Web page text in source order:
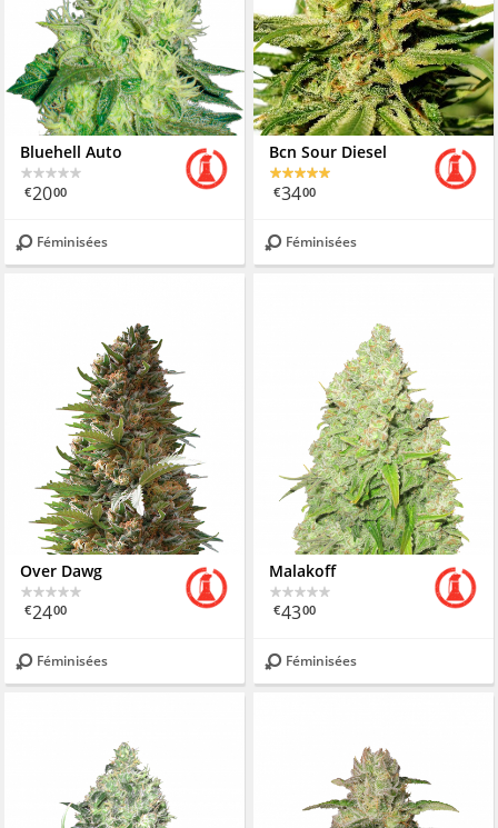
Bluehell Auto
€2000
Féminisées
Bcn Sour Diesel
€3400
Féminisées
Over Dawg
€2400
Féminisées
Malakoff
€4300
Féminisées